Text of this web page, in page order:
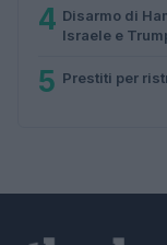
4 Disarmo di
Israele e
5 Prestiti per